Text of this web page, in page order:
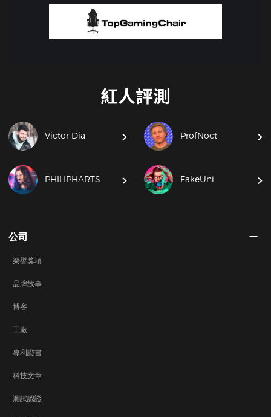
紅人評測
Victor Dia ProfNoct
PHILIPHARTS FakeUni
公司
榮譽獎項
品牌故事
博客
工廠
專利證書
科技文章
測試認證